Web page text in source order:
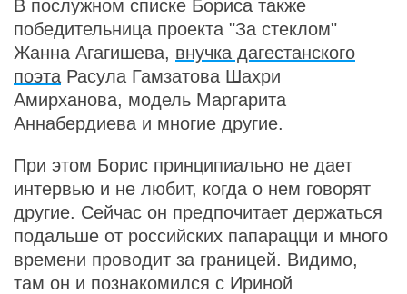
В послужном списке Бориса также
победительница проекта "За стеклом"
Жанна Агагишева, внучка дагестанского
поэта Расула Гамзатова Шахри
Амирханова, модель Маргарита
Аннабердиева и многие другие.
При этом Борис принципиально не дает
интервью и не любит, когда о нем говорят
другие. Сейчас он предпочитает держаться
подальше от российских папарацци и много
времени проводит за границей. Видимо,
там он и познакомился с Ириной